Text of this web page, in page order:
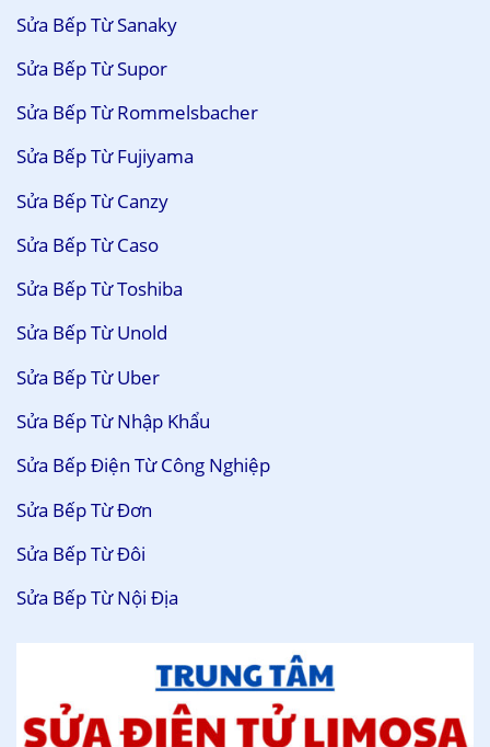
Sửa Bếp Từ Sanaky
Sửa Bếp Từ Supor
Sửa Bếp Từ Rommelsbacher
Sửa Bếp Từ Fujiyama
Sửa Bếp Từ Canzy
Sửa Bếp Từ Caso
Sửa Bếp Từ Toshiba
Sửa Bếp Từ Unold
Sửa Bếp Từ Uber
Sửa Bếp Từ Nhập Khẩu
Sửa Bếp Điện Từ Công Nghiệp
Sửa Bếp Từ Đơn
Sửa Bếp Từ Đôi
Sửa Bếp Từ Nội Địa